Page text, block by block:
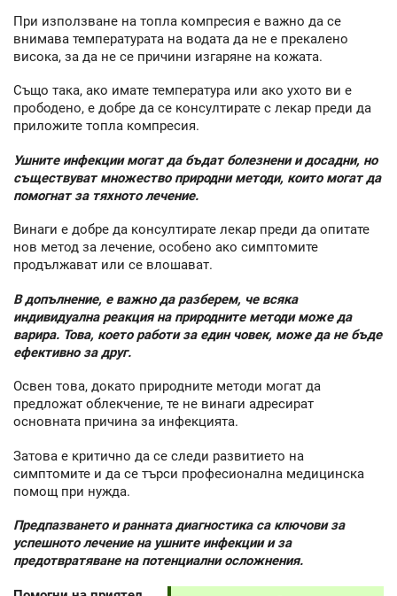
При използване на топла компресия е важно да се
внимава температурата на водата да не е прекалено
висока, за да не се причини изгаряне на кожата.
Също така, ако имате температура или ако ухото ви е
прободено, е добре да се консултирате с лекар преди да
приложите топла компресия.
Ушните инфекции могат да бъдат болезнени и досадни, но
съществуват множество природни методи, които могат да
помогнат за тяхното лечение.
Винаги е добре да консултирате лекар преди да опитате
нов метод за лечение, особено ако симптомите
продължават или се влошават.
В допълнение, е важно да разберем, че всяка
индивидуална реакция на природните методи може да
варира. Това, което работи за един човек, може да не бъде
ефективно за друг.
Освен това, докато природните методи могат да
предложат облекчение, те не винаги адресират
основната причина за инфекцията.
Затова е критично да се следи развитието на
симптомите и да се търси професионална медицинска
помощ при нужда.
Предпазването и ранната диагностика са ключови за
успешното лечение на ушните инфекции и за
предотвратяване на потенциални осложнения.